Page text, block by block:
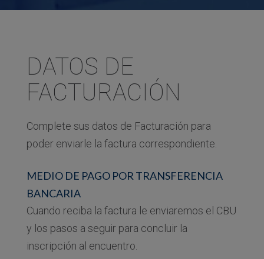
DATOS DE
FACTURACIÓN
Complete sus datos de Facturación para
poder enviarle la factura correspondiente.
MEDIO DE PAGO POR TRANSFERENCIA
BANCARIA
Cuando reciba la factura le enviaremos el CBU
y los pasos a seguir para concluir la
inscripción al encuentro.